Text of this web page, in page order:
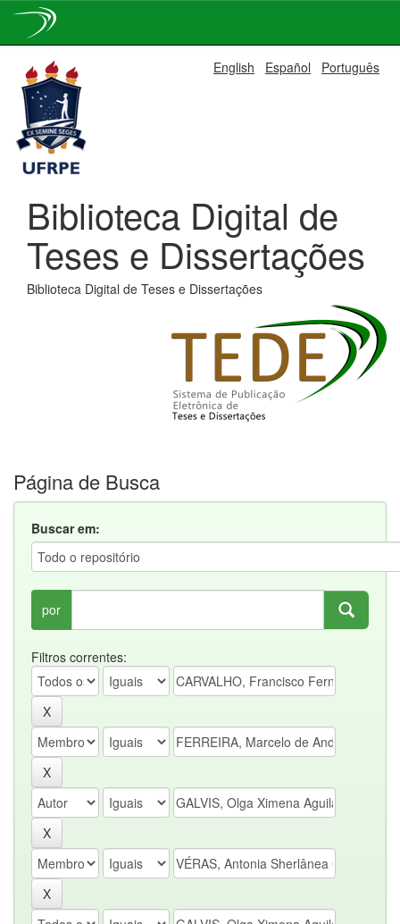
navigation
English Español Português
Biblioteca Digital de
Teses e Dissertações
Biblioteca Digital de Teses e Dissertações
Página de Busca
Buscar em:
por
Filtros correntes: